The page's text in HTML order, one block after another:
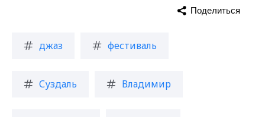
джаз фестиваль
Суздаль Владимир
Поделиться